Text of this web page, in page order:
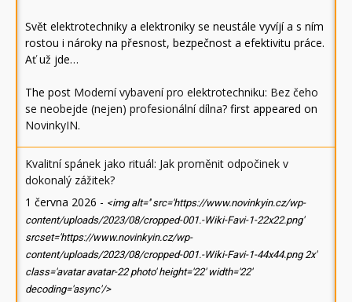
Svět elektrotechniky a elektroniky se neustále vyvíjí a s ním
rostou i nároky na přesnost, bezpečnost a efektivitu práce.
Ať už jde…
The post Moderní vybavení pro elektrotechniku: Bez čeho
se neobejde (nejen) profesionální dílna? first appeared on
NovinkyIN.
Kvalitní spánek jako rituál: Jak proměnit odpočinek v
dokonalý zážitek?
1 června 2026 - <img alt='' src='https://www.novinkyin.cz/wp-
content/uploads/2023/08/cropped-001.-Wiki-Favi-1-22x22.png'
srcset='https://www.novinkyin.cz/wp-
content/uploads/2023/08/cropped-001.-Wiki-Favi-1-44x44.png 2x'
class='avatar avatar-22 photo' height='22' width='22'
decoding='async'/>